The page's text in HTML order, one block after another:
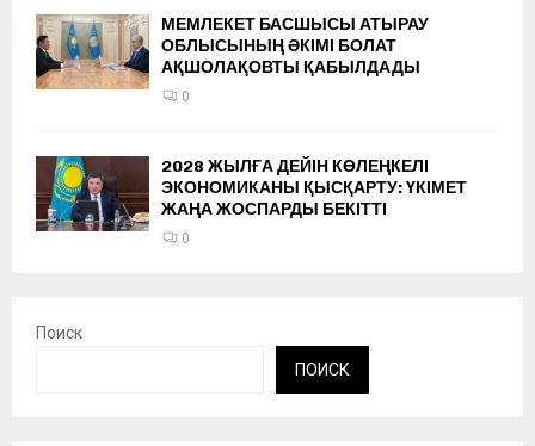
МЕМЛЕКЕТ БАСШЫСЫ АТЫРАУ
ОБЛЫСЫНЫҢ ӘКІМІ БОЛАТ
АҚШОЛАҚОВТЫ ҚАБЫЛДАДЫ
0
2028 ЖЫЛҒА ДЕЙІН КӨЛЕҢКЕЛІ
ЭКОНОМИКАНЫ ҚЫСҚАРТУ: ҮКІМЕТ
ЖАҢА ЖОСПАРДЫ БЕКІТТІ
0
Поиск
ПОИСК